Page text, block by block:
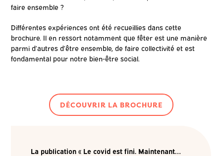
faire ensemble ?
Différentes expériences ont été recueillies dans cette
brochure. Il en ressort notamment que fêter est une manière
parmi d’autres d’être ensemble, de faire collectivité et est
fondamental pour notre bien-être social.
DÉCOUVRIR LA BROCHURE
La publication « Le covid est fini. Maintenant…